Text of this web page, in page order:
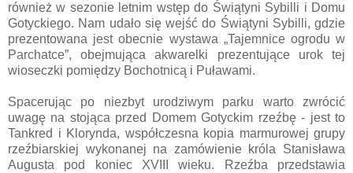
również w sezonie letnim wstęp do Świątyni Sybilli i Domu
Gotyckiego. Nam udało się wejść do Świątyni Sybilli, gdzie
prezentowana jest obecnie wystawa „Tajemnice ogrodu w
Parchatce”, obejmująca akwarelki prezentujące urok tej
wioseczki pomiędzy Bochotnicą i Puławami.
Spacerując po niezbyt urodziwym parku warto zwrócić
uwagę na stojąca przed Domem Gotyckim rzeźbę - jest to
Tankred i Klorynda, współczesna kopia marmurowej grupy
rzeźbiarskiej wykonanej na zamówienie króla Stanisława
Augusta pod koniec XVIII wieku. Rzeźba przedstawia